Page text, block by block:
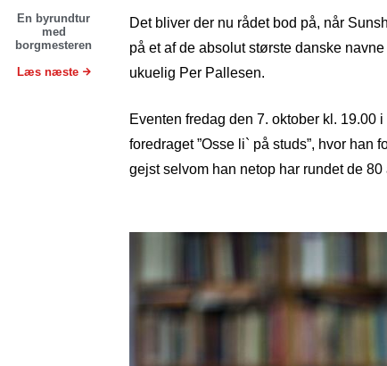
En byrundtur
med
borgmesteren
Læs næste
Det bliver der nu rådet bod på, når
på et af de absolut største danske
ukuelig Per Pallesen.
Eventen fredag den 7. oktober kl. 19.00
foredraget ”Osse li` på studs”, hvor
gejst selvom han netop har rundet de 80